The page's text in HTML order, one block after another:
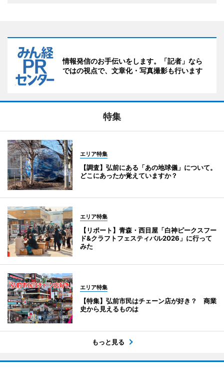
情報発信のお手伝いをします。「記者」なら
ではの視点で、文章化・写真撮影も行います
特集
エリア特集
【調査】弘前にある「あの地球儀」について。
どこにあったか覚えていますか？
エリア特集
【リポート】青森・西目屋「白神ピークスフー
ド&クラフトフェスティバル2026」に行って
みた
エリア特集
【特集】弘前市民はチェーン店が好き？ 商業
史から見えるものは
もっと見る